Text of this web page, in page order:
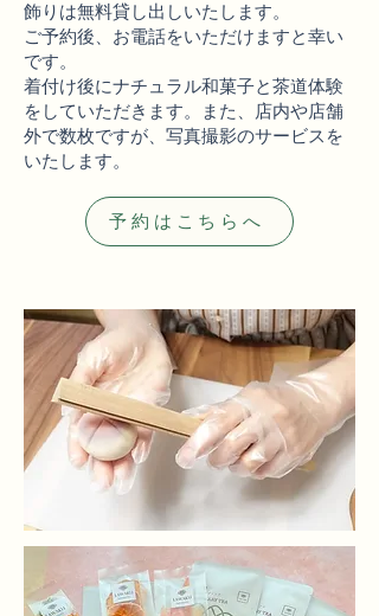
飾りは無料貸し出しいたします。
ご予約後、お電話をいただけますと幸い
です。
​着付け後にナチュラル和菓子と茶道体験
をしていただきます。また、店内や店舗
外で数枚ですが、写真撮影のサービスを
いたします。
予約はこちらへ